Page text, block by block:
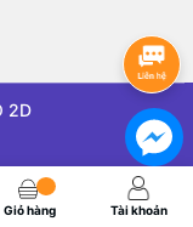
2D
Giỏ hàng Tài khoản